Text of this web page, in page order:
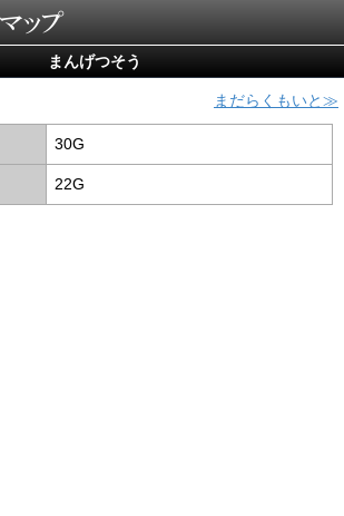
まんげつそう
まだらくもいと
30G
22G